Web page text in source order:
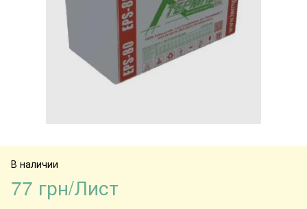
В наличии
77 грн/Лист